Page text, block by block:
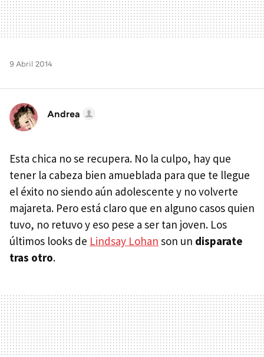
9 Abril 2014
Andrea
Esta chica no se recupera. No la culpo, hay que
tener la cabeza bien amueblada para que te llegue
el éxito no siendo aún adolescente y no volverte
majareta. Pero está claro que en alguno casos quien
tuvo, no retuvo y eso pese a ser tan joven. Los
últimos looks de Lindsay Lohan son un disparate
tras otro.